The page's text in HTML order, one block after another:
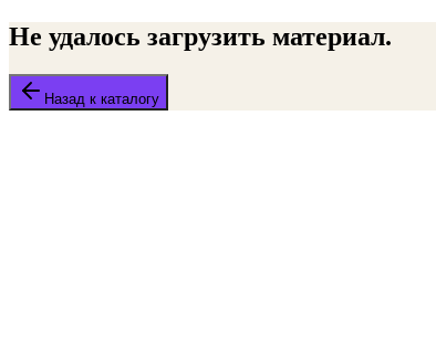
Не удалось загрузить материал.
Назад к каталогу